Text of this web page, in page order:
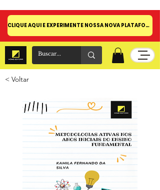
CLIQUE AQUI E EXPERIMENTE NOSSA NOVA PLATAFORMA!
< Voltar